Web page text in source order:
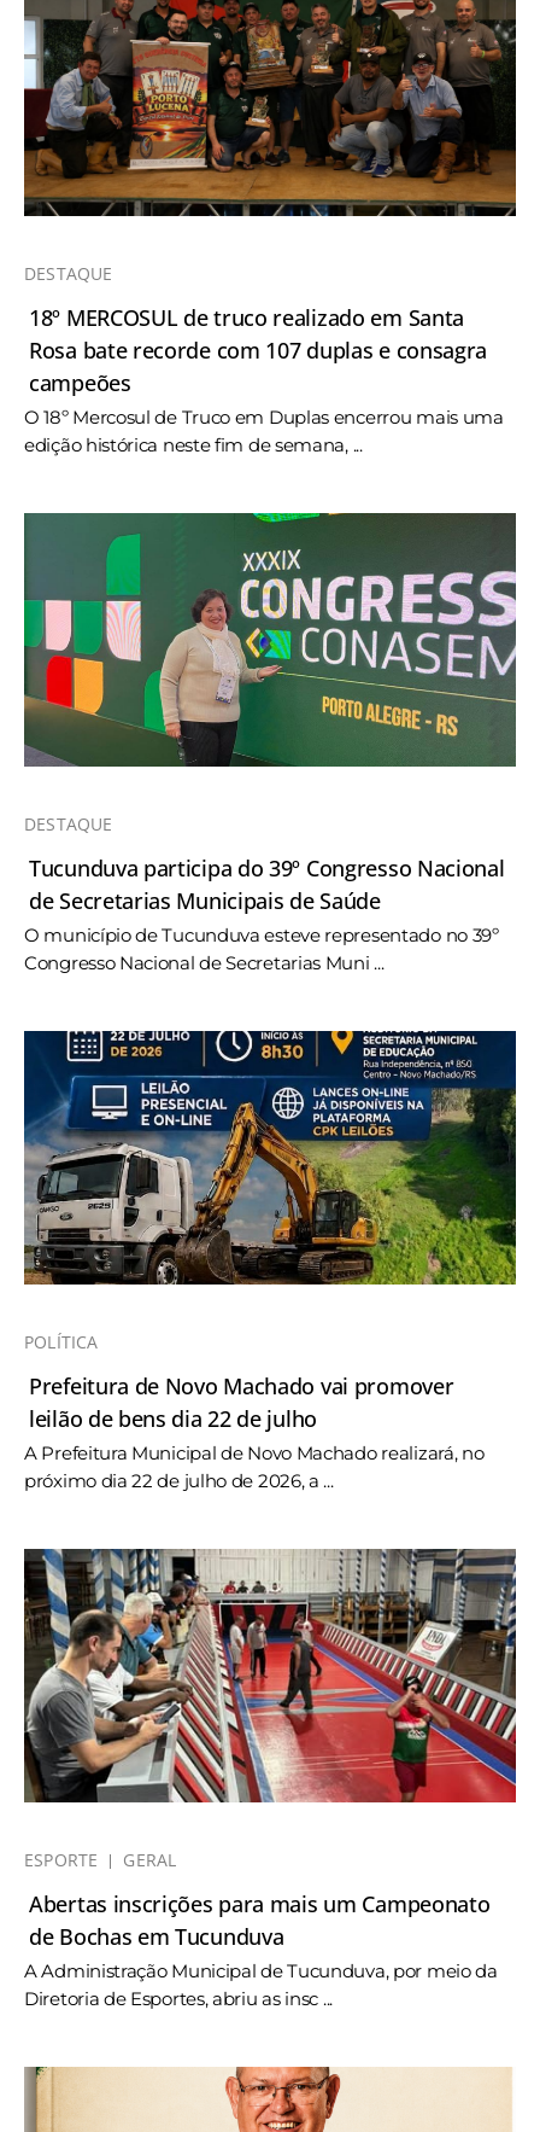
DESTAQUE
18º MERCOSUL de truco realizado em Santa
Rosa bate recorde com 107 duplas e consagra
campeões
O 18º Mercosul de Truco em Duplas encerrou mais uma
edição histórica neste fim de semana, ...
DESTAQUE
Tucunduva participa do 39º Congresso Nacional
de Secretarias Municipais de Saúde
O município de Tucunduva esteve representado no 39º
Congresso Nacional de Secretarias Muni ...
POLÍTICA
Prefeitura de Novo Machado vai promover
leilão de bens dia 22 de julho
A Prefeitura Municipal de Novo Machado realizará, no
próximo dia 22 de julho de 2026, a ...
ESPORTE GERAL
Abertas inscrições para mais um Campeonato
de Bochas em Tucunduva
A Administração Municipal de Tucunduva, por meio da
Diretoria de Esportes, abriu as insc ...